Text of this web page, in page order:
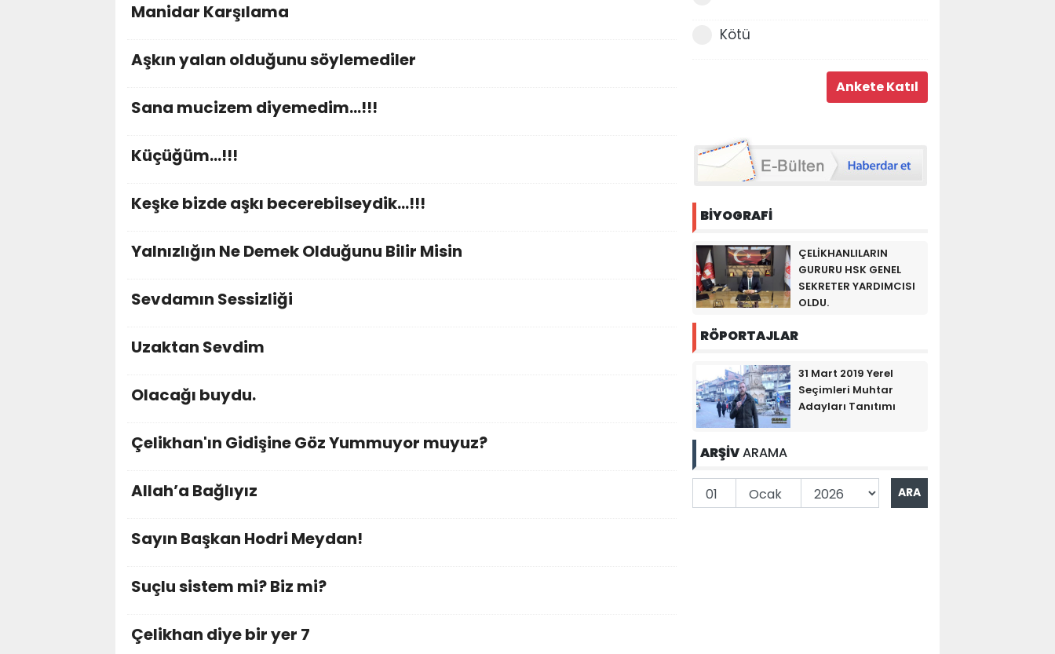
Manidar Karşılama
Aşkın yalan olduğunu söylemediler
Sana mucizem diyemedim...!!!
Küçüğüm...!!!
Keşke bizde aşkı becerebilseydik...!!!
Yalnızlığın Ne Demek Olduğunu Bilir Misin
Sevdamın Sessizliği
Uzaktan Sevdim
Olacağı buydu.
Çelikhan'ın Gidişine Göz Yummuyor muyuz?
Allah’a Bağlıyız
Sayın Başkan Hodri Meydan!
Suçlu sistem mi? Biz mi?
Çelikhan diye bir yer 7
Kötü
BİYOGRAFİ
ÇELİKHANLILARIN
GURURU HSK GENEL
SEKRETER YARDIMCISI
OLDU.
RÖPORTAJLAR
31 Mart 2019 Yerel
Seçimleri Muhtar
Adayları Tanıtımı
ARŞİVARAMA